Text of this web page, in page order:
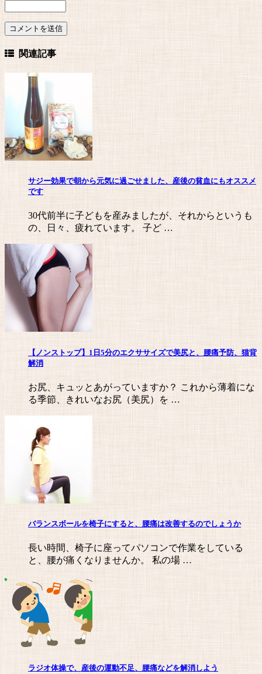
関連記事
サジー効果で朝から元気に過ごせました、産後の貧血にもオススメ
です
30代前半に子どもを産みましたが、それからというも
の、日々、疲れています。 子ど …
【ノンストップ】1日5分のエクササイズで美尻と、腰痛予防、猫背
解消
お尻、キュッとあがっていますか？ これから薄着にな
る季節、きれいなお尻（美尻）を …
バランスボールを椅子にすると、腰痛は改善するのでしょうか
長い時間、椅子に座ってパソコンで作業をしている
と、腰が痛くなりませんか。 私の場 …
ラジオ体操で、産後の運動不足、腰痛などを解消しよう